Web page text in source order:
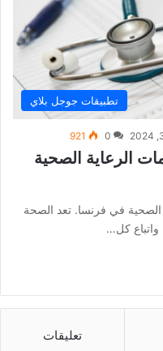
تطبيقات جوجل بلاي
0
921
الرعاية الصحية
في فرنسا. تعد الصحة
واتباع كل…
تعليقات